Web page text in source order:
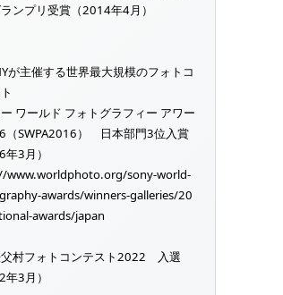
ンプリ受賞（2014年4月）
が主催する世界最大規模のフォトコ
ワールド フォトグラフィー アワー
（SWPA2016） 日本部門3位入賞
年3月）
www.worldphoto.org/sony-world-
awards/winners-galleries/20
awards/japan
父村フォトコンテスト2022 入選
年3月）